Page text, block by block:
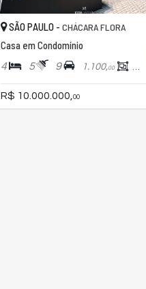
SÃO PAULO - CHÁCARA FLORA
Casa em Condomínio
4 5 9 1.100,00
R$ 10.000.000, 00